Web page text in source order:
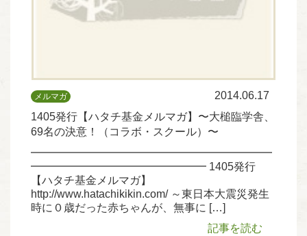
メルマガ
2014.06.17
1405発行【ハタチ基金メルマガ】〜大槌臨学舎、
69名の決意！（コラボ・スクール）〜
━━━━━━━━━━━━━━━━━━━━━━
━━━━━━━━━━━━━━━━ 1405発行
【ハタチ基金メルマガ】
http://www.hatachikikin.com/ ～東日本大震災発生
時に０歳だった赤ちゃんが、無事に […]
記事を読む